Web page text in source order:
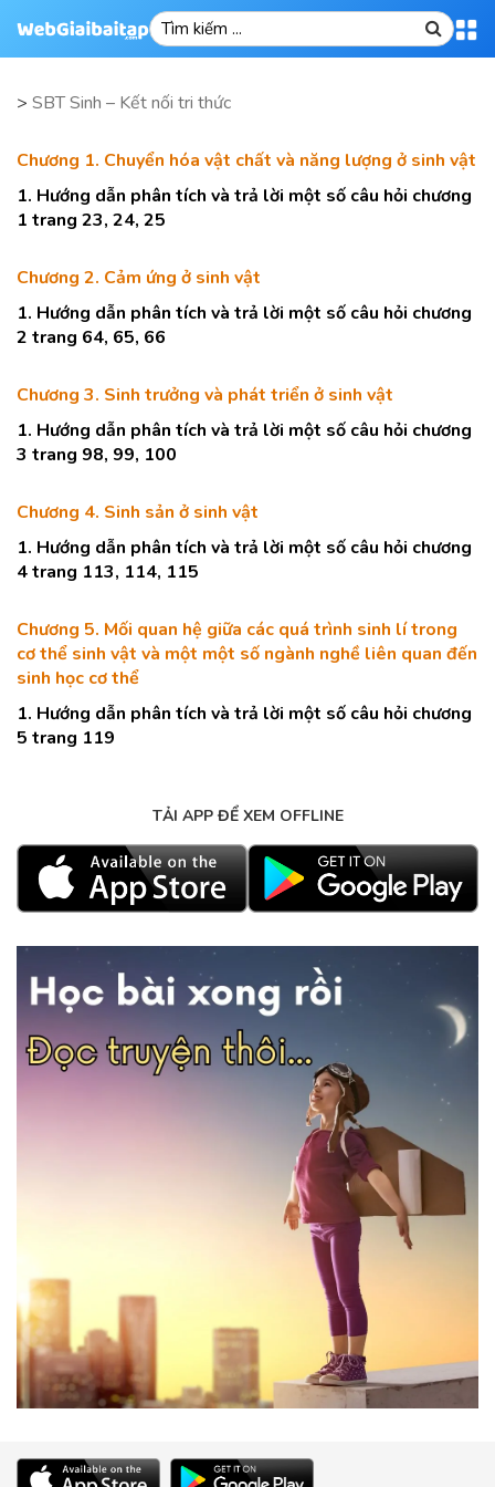
> SBT Sinh – Kết nối tri thức
Chương 1. Chuyển hóa vật chất và năng lượng ở sinh vật
1. Hướng dẫn phân tích và trả lời một số câu hỏi chương
1 trang 23, 24, 25
Chương 2. Cảm ứng ở sinh vật
1. Hướng dẫn phân tích và trả lời một số câu hỏi chương
2 trang 64, 65, 66
Chương 3. Sinh trưởng và phát triển ở sinh vật
1. Hướng dẫn phân tích và trả lời một số câu hỏi chương
3 trang 98, 99, 100
Chương 4. Sinh sản ở sinh vật
1. Hướng dẫn phân tích và trả lời một số câu hỏi chương
4 trang 113, 114, 115
Chương 5. Mối quan hệ giữa các quá trình sinh lí trong
cơ thể sinh vật và một một số ngành nghề liên quan đến
sinh học cơ thể
1. Hướng dẫn phân tích và trả lời một số câu hỏi chương
5 trang 119
TẢI APP ĐỂ XEM OFFLINE